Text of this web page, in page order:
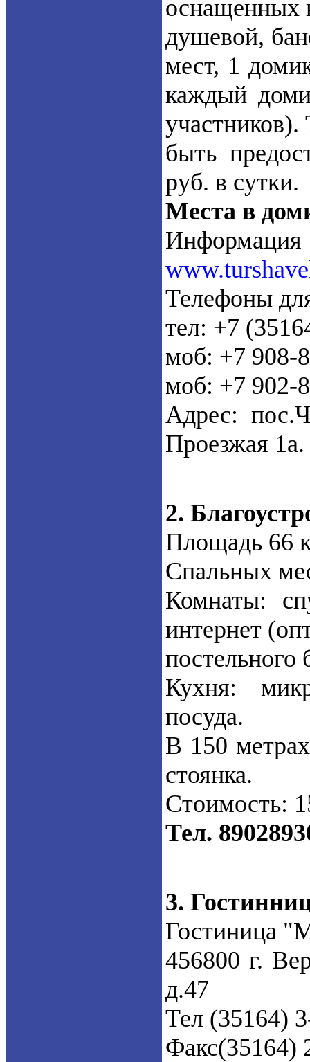
оснащенных
душевой,
мест, 1
каждый
быть
руб. в сутки.
Места в
Телефоны
тел: +7
моб: +7 908-
моб: +7 902-
Адрес:
Проезжая 1а.
2.
Площадь 66
Спальных
Комнаты:
интернет
постельного
Кухня:
посуда.
В 150
стоянка.
Стоимость:
Тел.
3.
Гостиница
456800 г.
д.47
Тел (35164)
Факс(35164)